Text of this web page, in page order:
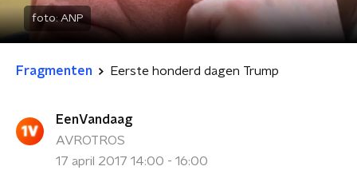
foto:ANP
Fragmenten Eerste honderd dagen Trump
EenVandaag
AVROTROS
17 april 2017 14:00 - 16:00